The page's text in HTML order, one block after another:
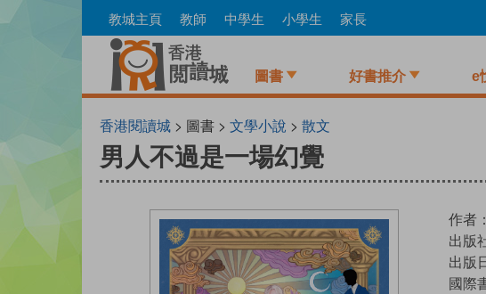
to
教城主頁 教師 中學生 小學生 家長
圖書 好書推介 e
香港閱讀城> 圖書 > 文學小說 > 散文
男人不過是一場幻覺
作者：
出版
出版
國際